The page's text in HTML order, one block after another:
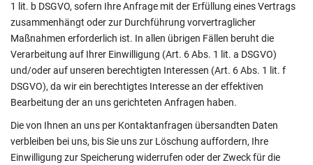
1 lit. b DSGVO, sofern Ihre Anfrage mit der Erfüllung eines Vertrags
zusammenhängt oder zur Durchführung vorvertraglicher
Maßnahmen erforderlich ist. In allen übrigen Fällen beruht die
Verarbeitung auf Ihrer Einwilligung (Art. 6 Abs. 1 lit. a DSGVO)
und/oder auf unseren berechtigten Interessen (Art. 6 Abs. 1 lit. f
DSGVO), da wir ein berechtigtes Interesse an der effektiven
Bearbeitung der an uns gerichteten Anfragen haben.
Die von Ihnen an uns per Kontaktanfragen übersandten Daten
verbleiben bei uns, bis Sie uns zur Löschung auffordern, Ihre
Einwilligung zur Speicherung widerrufen oder der Zweck für die